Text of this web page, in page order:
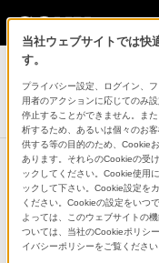
ICレコーダー／集音器
ステレオICレコーダー
ICD-TX660
当社ウェブサイトでは快
す。
プライバシー設定、ログイン、
用者のアクションに応じてのみ
停止することができません。ま
析するため、あるいは個々のお
供する等の目的のため、Cookie
あります。それらのCookieの受
ックしてください。Cookie使用
ックして下さい。Cookie設定を
ください。Cookieの設定をいつ
よっては、このウェブサイトの
ついては、当社のCookieポリシ
イバシーポリシーをご覧ください